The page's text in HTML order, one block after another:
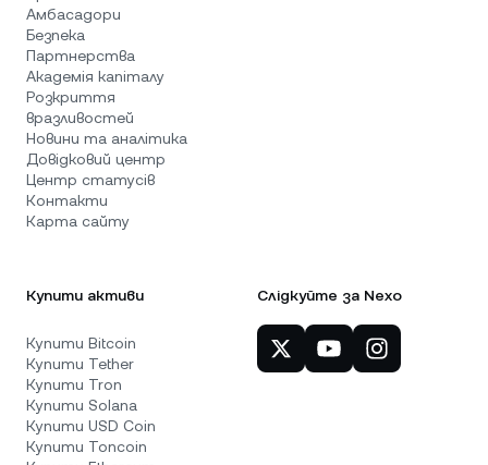
Амбасадори
Безпека
Партнерства
Академія капіталу
Розкриття
вразливостей
Новини та аналітика
Довідковий центр
Центр статусів
Контакти
Карта сайту
Купити активи
Купити Bitcoin
Купити Tether
Купити Tron
Купити Solana
Купити USD Coin
Купити Toncoin
Слідкуйте за Nexo